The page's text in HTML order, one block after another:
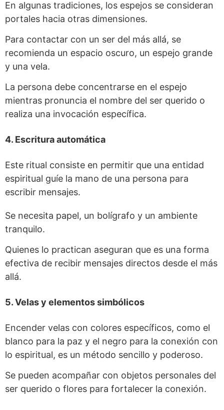
En algunas tradiciones, los espejos se consideran
portales hacia otras dimensiones.
Para contactar con un ser del más allá, se
recomienda un espacio oscuro, un espejo grande
y una vela.
La persona debe concentrarse en el espejo
mientras pronuncia el nombre del ser querido o
realiza una invocación específica.
4. Escritura automática
Este ritual consiste en permitir que una entidad
espiritual guíe la mano de una persona para
escribir mensajes.
Se necesita papel, un bolígrafo y un ambiente
tranquilo.
Quienes lo practican aseguran que es una forma
efectiva de recibir mensajes directos desde el más
allá.
5. Velas y elementos simbólicos
Encender velas con colores específicos, como el
blanco para la paz y el negro para la conexión con
lo espiritual, es un método sencillo y poderoso.
Se pueden acompañar con objetos personales del
ser querido o flores para fortalecer la conexión.